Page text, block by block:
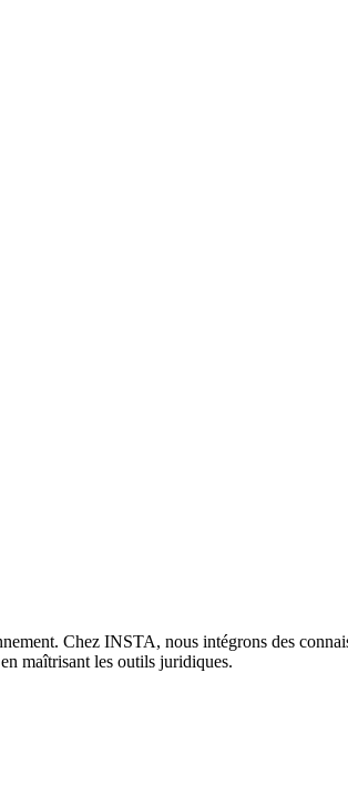
Chez INSTA, nous intégrons des
maîtrisant les outils juridiques.